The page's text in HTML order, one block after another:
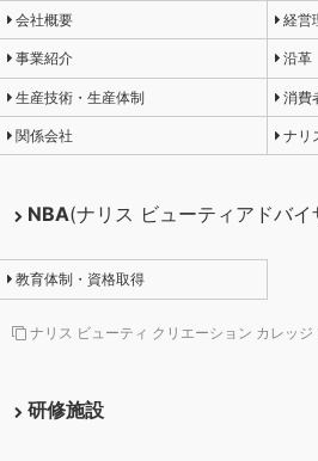
会社概要 経営
事業紹介 沿革
生産技術・生産体制 消費
関係会社 ナリ
NBA(ナリス ビューティアドバイ
教育体制・資格取得
ナリス ビューティ クリエーション カレッジ
研修施設